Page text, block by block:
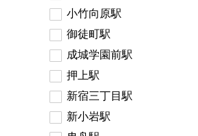
小竹向原駅
御徒町駅
成城学園前駅
押上駅
新宿三丁目駅
新小岩駅